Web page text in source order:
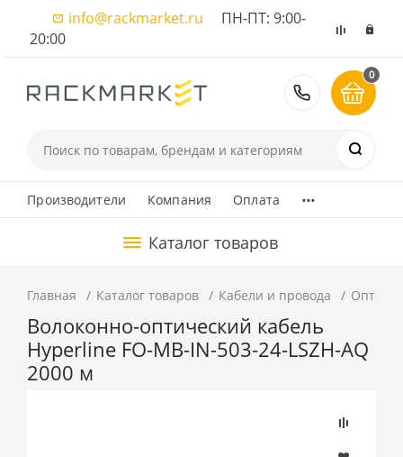
info@rackmarket.ru ПН-ПТ: 9:00-
20:00
8 (495)
0
Производители Компания Оплата ...
Каталог товаров
Главная Каталог товаров Кабели и провода
Волоконно-оптический кабель
Hyperline FO-MB-IN-503-24-LSZH-AQ
2000 м